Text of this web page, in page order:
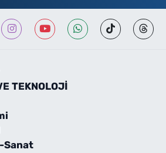
TEKNOLOJİ
Sanat